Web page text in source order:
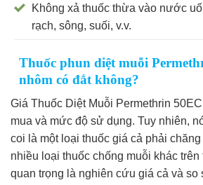
Không xả thuốc thừa vào nước
rạch, sông, suối, v.v.
Thuốc phun diệt muỗi
nhôm có đắt không?
Giá Thuốc Diệt Muỗi Permethrin
mua và mức độ sử dụng. Tuy nhiên,
coi là một loại thuốc giá cả phải
nhiều loại thuốc chống muỗi khác
quan trọng là nghiên cứu giá cả và so